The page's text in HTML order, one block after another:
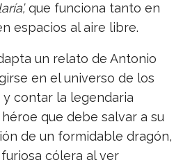
que funciona tanto en
espacios al aire libre.
un relato de Antonio
en el universo de los
contar la legendaria
que debe salvar a su
de un formidable dragón,
cólera al ver